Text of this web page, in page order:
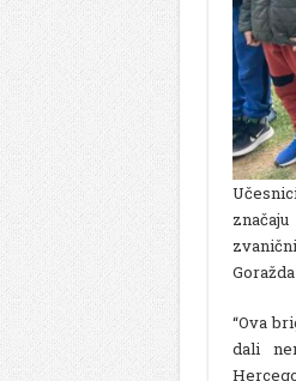
“Ova
dali